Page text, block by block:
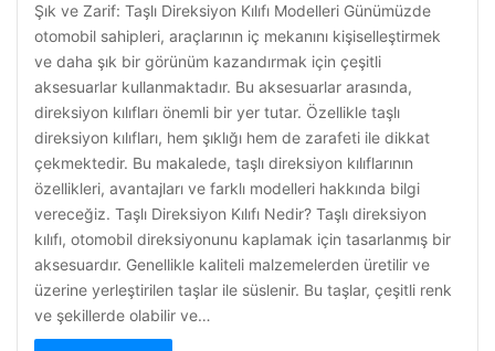
Şık ve Zarif: Taşlı Direksiyon Kılıfı Modelleri Günümüzde
otomobil sahipleri, araçlarının iç mekanını kişiselleştirmek
ve daha şık bir görünüm kazandırmak için çeşitli
aksesuarlar kullanmaktadır. Bu aksesuarlar arasında,
direksiyon kılıfları önemli bir yer tutar. Özellikle taşlı
direksiyon kılıfları, hem şıklığı hem de zarafeti ile dikkat
çekmektedir. Bu makalede, taşlı direksiyon kılıflarının
özellikleri, avantajları ve farklı modelleri hakkında bilgi
vereceğiz. Taşlı Direksiyon Kılıfı Nedir? Taşlı direksiyon
kılıfı, otomobil direksiyonunu kaplamak için tasarlanmış bir
aksesuardır. Genellikle kaliteli malzemelerden üretilir ve
üzerine yerleştirilen taşlar ile süslenir. Bu taşlar, çeşitli renk
ve şekillerde olabilir ve…